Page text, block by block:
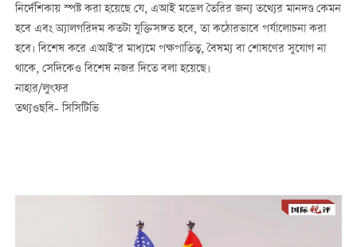
নির্দেশিকায় স্পষ্ট করা হয়েছে যে, এআই মডেল তৈরির জন্য তথ্যের মানদণ্ড কেমন
হবে এবং অ্যালগরিদম কতটা যুক্তিসঙ্গত হবে, তা কঠোরভাবে পর্যালোচনা করা
হবে। বিশেষ করে এআই’র মাধ্যমে পক্ষপাতিত্ব, বৈষম্য বা শোষণের সুযোগ না
থাকে, সেদিকেও বিশেষ নজর দিতে বলা হয়েছে।
নাহার/লুৎফর
তথ্যওছবি- সিসিটিভি